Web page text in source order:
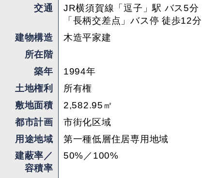
なり多い生活になりそうなので、いっそのこと海
外のような土足ライフにしてみるのもいいのかも
しれません。
最後に大切なことをお伝えします。この家を引き
継ぐことは同時に山を持つことでもあります。敷
地は家のある部分から奥に続く山林も一体になっ
ています。ここには多くの木々が茂っています。
それなりに斜面ではありますが、人が通れる道ら
しき部分もあります。こうした山を管理する必要
もあるのです。
できれば、ご自身でこの森の管理作業を楽しんで
交通
JR横須賀線「逗子」駅 バス5分
「長柄交差点」バス停 徒歩12分
建物構造
木造平家建
所在階
築年
1994年
土地権利
所有権
敷地面積
2,582.95㎡
都市計画
市街化区域
用途地域
第一種低層住居専用地域
建蔽率／
容積率
50%／100%